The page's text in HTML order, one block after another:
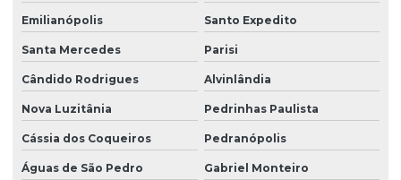
Emilianópolis Santo Expedito
Santa Mercedes Parisi
Cândido Rodrigues Alvinlândia
Nova Luzitânia Pedrinhas Paulista
Cássia dos Coqueiros Pedranópolis
Águas de São Pedro Gabriel Monteiro